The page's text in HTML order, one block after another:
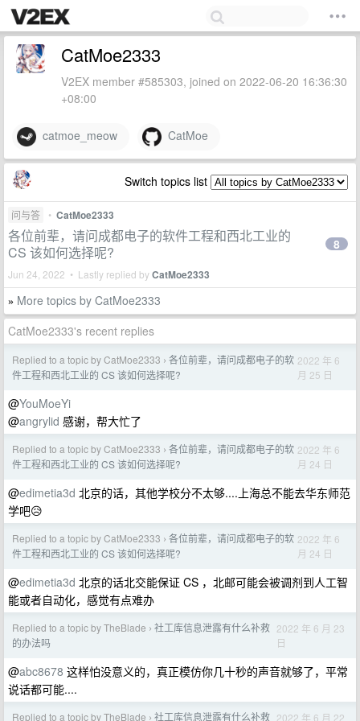
CatMoe2333
V2EX member #585303, joined on 2022-06-20 16:36:30
+08:00
catmoe_meow CatMoe
Switch topics list
问与答 • CatMoe2333
各位前辈，请问成都电子的软件工程和西北工业的
CS 该如何选择呢?
Jun 24, 2022 • Lastly replied byCatMoe2333
8
» More topics by CatMoe2333
CatMoe2333's recent replies
Replied to a topic by CatMoe2333 › 各位前辈，请问成都电子的软
件工程和西北工业的 CS 该如何选择呢?
2022 年 6
月 25 日
@YouMoeYi
@angrylid 感谢，帮大忙了
Replied to a topic by CatMoe2333 › 各位前辈，请问成都电子的软
件工程和西北工业的 CS 该如何选择呢?
2022 年 6
月 24 日
@edimetia3d 北京的话，其他学校分不太够....上海总不能去华东师范
学吧😥
Replied to a topic by CatMoe2333 › 各位前辈，请问成都电子的软
件工程和西北工业的 CS 该如何选择呢?
2022 年 6
月 24 日
@edimetia3d 北京的话北交能保证 CS ，北邮可能会被调剂到人工智
能或者自动化，感觉有点难办
Replied to a topic by TheBlade › 社工库信息泄露有什么补救
的办法吗
2022 年 6 月 23
日
@abc8678 这样怕没意义的，真正模仿你几十秒的声音就够了，平常
说话都可能....
Replied to a topic by TheBlade › 社工库信息泄露有什么补救 2022 年 6 月 22